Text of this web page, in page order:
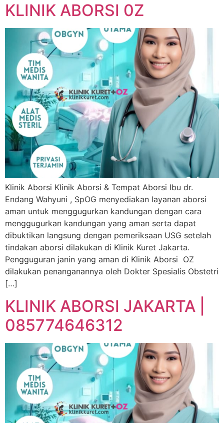
KLINIK ABORSI 0Z
Klinik Aborsi Klinik Aborsi & Tempat Aborsi Ibu dr.
Endang Wahyuni , SpOG menyediakan layanan aborsi
aman untuk menggugurkan kandungan dengan cara
menggugurkan kandungan yang aman serta dapat
dibuktikan langsung dengan pemeriksaan USG setelah
tindakan aborsi dilakukan di Klinik Kuret Jakarta.
Pengguguran janin yang aman di Klinik Aborsi OZ
dilakukan penanganannya oleh Dokter Spesialis Obstetri
[…]
KLINIK ABORSI JAKARTA |
085774646312